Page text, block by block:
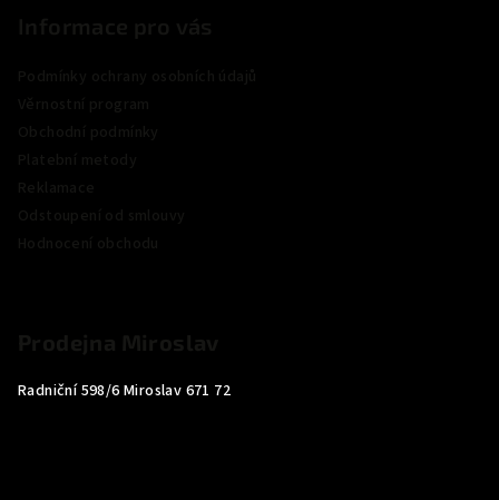
Radniční 598/6 Miroslav 671 72